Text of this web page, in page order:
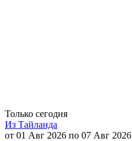
Только сегодня
Из Тайланда
от 01 Авг 2026 по 07 Авг 2026